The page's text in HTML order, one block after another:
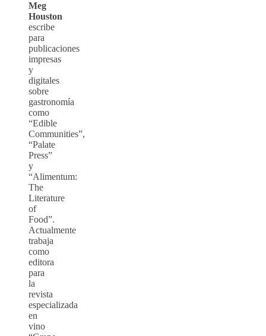
Meg
Houston
escribe
para
publicaciones
impresas
y
digitales
sobre
gastronomía
como
“Edible
Communities”,
“Palate
Press”
y
“Alimentum:
The
Literature
of
Food”.
Actualmente
trabaja
como
editora
para
la
revista
especializada
en
vino